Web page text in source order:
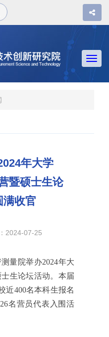
年大学
暨硕士生论
满收官
2024-07-25
量院举办2024年大
生论坛活动。本届
近400名本科生报名
名营员代表入围活